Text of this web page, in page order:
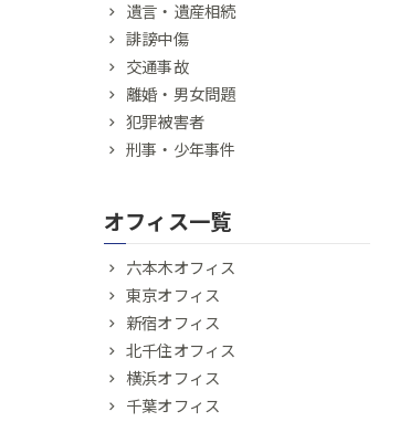
遺言・遺産相続
誹謗中傷
交通事故
離婚・男女問題
犯罪被害者
刑事・少年事件
オフィス一覧
六本木オフィス
東京オフィス
新宿オフィス
北千住オフィス
横浜オフィス
千葉オフィス